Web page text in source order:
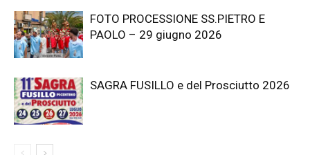
FOTO PROCESSIONE SS.PIETRO E
PAOLO – 29 giugno 2026
SAGRA FUSILLO e del Prosciutto 2026